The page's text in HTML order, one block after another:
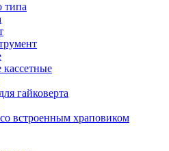
типа
кассетные
гайковерта
встроенным храповиком